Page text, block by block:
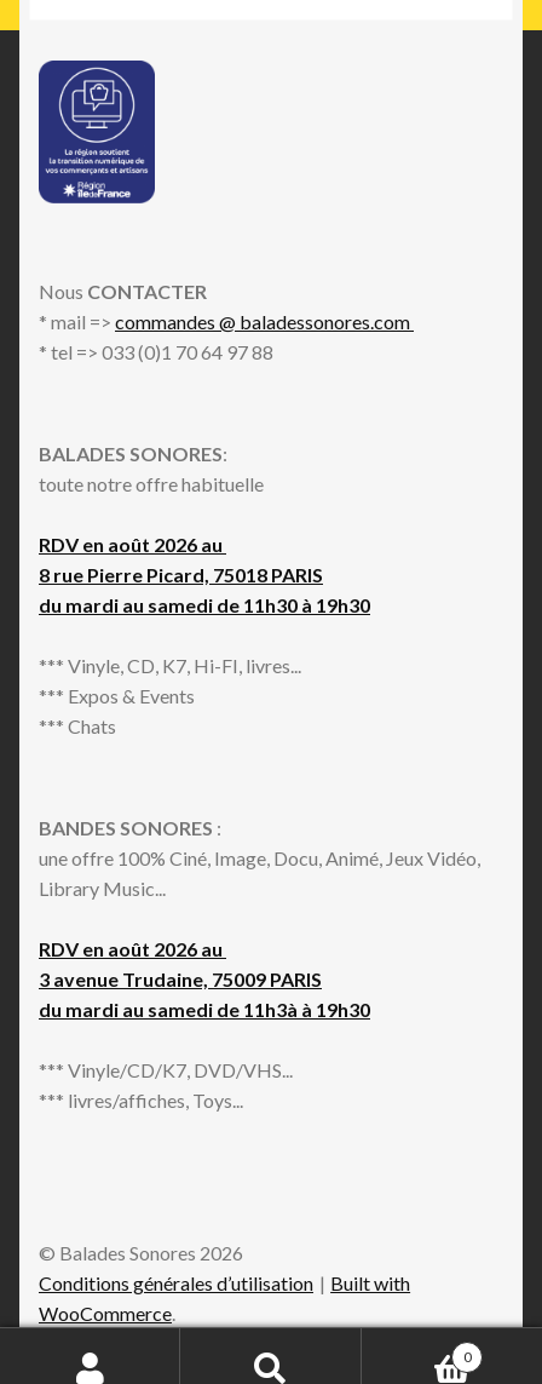
Nous CONTACTER
* mail => commandes @ baladessonores.com
* tel => 033 (0)1 70 64 97 88
BALADES SONORES:
toute notre offre habituelle
RDV en août 2026 au
8 rue Pierre Picard, 75018 PARIS
du mardi au samedi de 11h30 à 19h30
*** Vinyle, CD, K7, Hi-FI, livres...
*** Expos & Events
*** Chats
BANDES SONORES :
une offre 100% Ciné, Image, Docu, Animé, Jeux Vidéo,
Library Music...
RDV en août 2026 au
3 avenue Trudaine, 75009 PARIS
du mardi au samedi de 11h3à à 19h30
*** Vinyle/CD/K7, DVD/VHS...
*** livres/affiches, Toys...
© Balades Sonores 2026
Conditions générales d’utilisation
Built with
WooCommerce.
0